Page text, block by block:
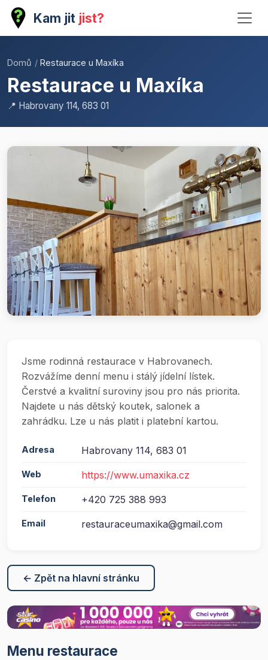
Kam jit jist?
Domů / Restaurace u Maxíka
Restaurace u Maxíka
📍 Habrovany 114, 683 01
Jsme rodinná restaurace v Habrovanech.
Rozvážíme denní menu i stálý jídelní lístek.
Čerstvé a kvalitní suroviny jsou pro nás priorita.
Najdete u nás dětský koutek, salonek a
zahrádku. Lze u nás platit i platební kartou.
Adresa Habrovany 114, 683 01
Web https://www.umaxika.cz
Telefon +420 725 388 993
Email restauraceumaxika@gmail.com
← Zpět na hlavní stránku
Menu restaurace